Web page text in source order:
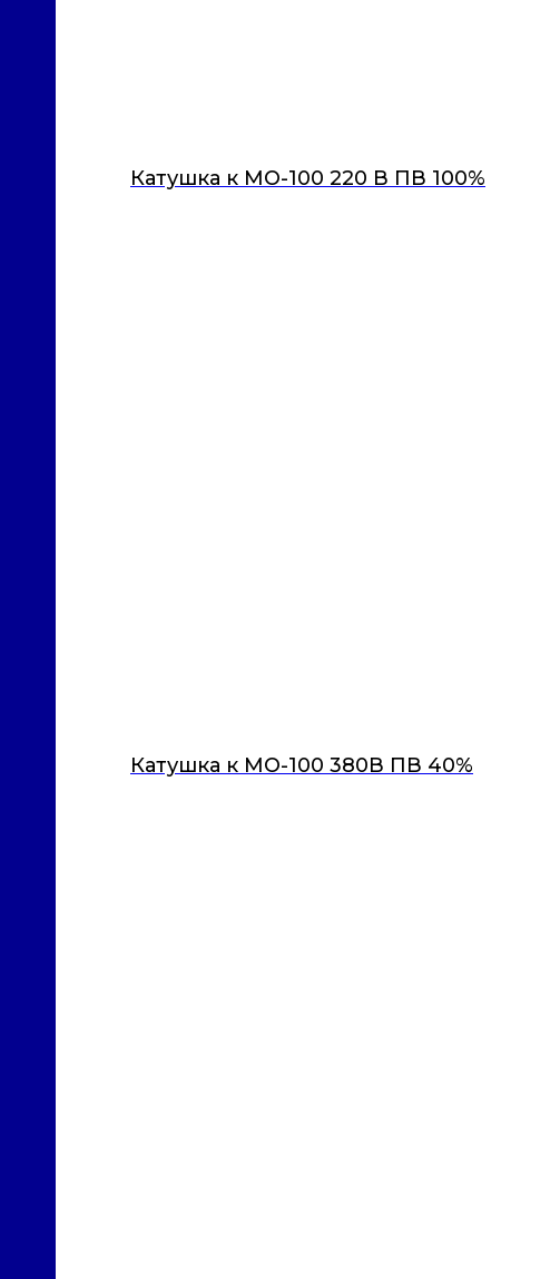
Катушка к МО-100 220 В ПВ 100%
Катушка к МО-100 380В ПВ 40%